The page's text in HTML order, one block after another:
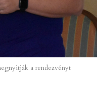
a rendezvényt